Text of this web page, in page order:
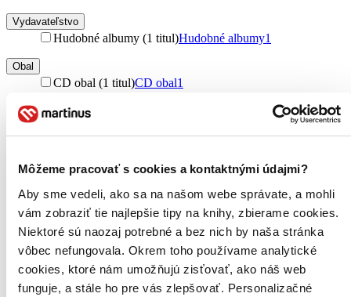
Môžeme pracovať s cookies a kontaktnými údajmi?
Aby sme vedeli, ako sa na našom webe správate, a mohli
vám zobraziť tie najlepšie tipy na knihy, zbierame cookies.
Niektoré sú naozaj potrebné a bez nich by naša stránka
vôbec nefungovala. Okrem toho používame analytické
cookies, ktoré nám umožňujú zisťovať, ako náš web
funguje, a stále ho pre vás zlepšovať. Personalizačné
Vydavateľstvo
Hudobné albumy (1 titul)Hudobné albumy1
Obal
CD obal (1 titul)CD obal1
Zúžiť výber
Bestsellery
Top hodnotené
Novinky
Najdrahšie
Najlacnejšie
Najvyššia zľava